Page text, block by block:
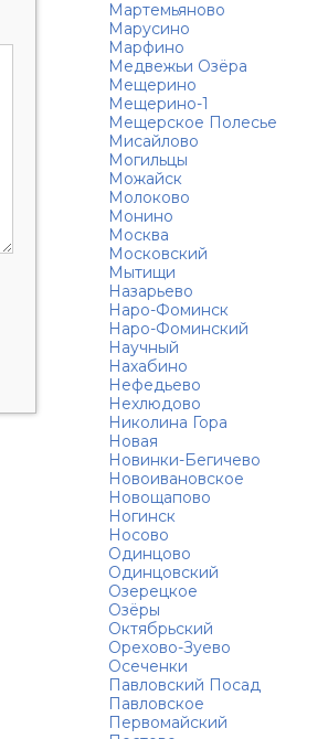
Мартемьяново
Марусино
Марфино
Медвежьи Озёра
Мещерино
Мещерино-1
Мещерское Полесье
Мисайлово
Могильцы
Можайск
Молоково
Монино
Москва
Московский
Мытищи
Назарьево
Наро-Фоминск
Наро-Фоминский
Научный
Нахабино
Нефедьево
Нехлюдово
Николина Гора
Новая
Новинки-Бегичево
Новоивановское
Новощапово
Ногинск
Носово
Одинцово
Одинцовский
Озерецкое
Озёры
Октябрьский
Орехово-Зуево
Осеченки
Павловский Посад
Павловское
Первомайский